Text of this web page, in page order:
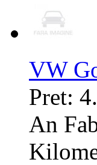
VW
Pret:
An